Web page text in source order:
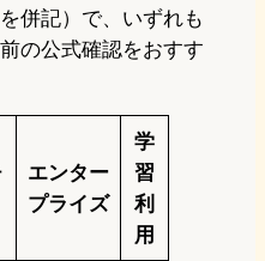
併記）で、いずれも
の公式確認をおすす
エンター
プライズ
学
習
利
用